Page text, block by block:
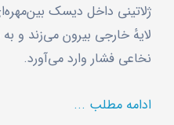
ژلاتینی داخل دیسک
لایهٔ خارجی بیرون می‌زند و
نخاعی فشار وارد می‌آورد.
ادامه مطلب ...